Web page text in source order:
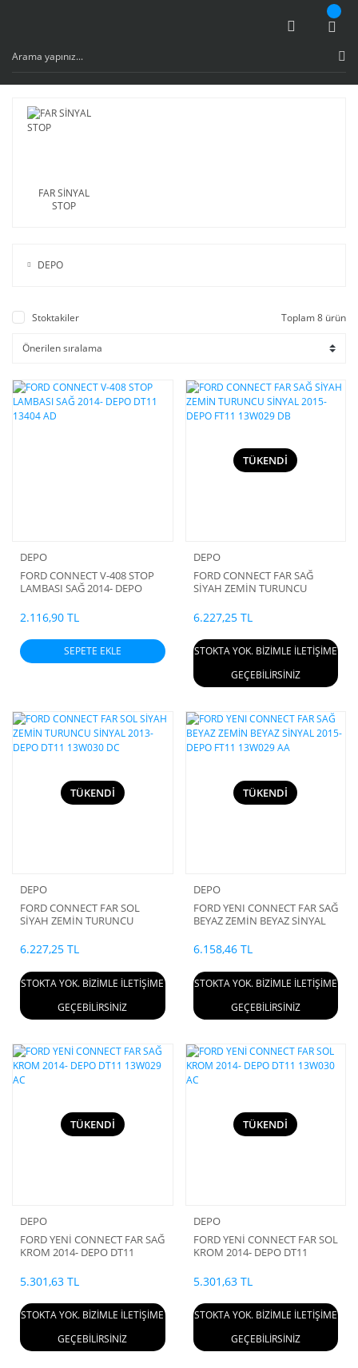
FAR SİNYAL
STOP
DEPO
Stoktakiler Toplam 8 ürün
DEPO
FORD CONNECT V-408 STOP
LAMBASI SAĞ 2014- DEPO
2.116,90 TL
SEPETE EKLE
TÜKENDİ
DEPO
FORD CONNECT FAR SAĞ
SİYAH ZEMİN TURUNCU
13W029 DB
6.227,25 TL
STOKTA YOK. BİZİMLE İLETİŞİME
GEÇEBİLİRSİNİZ
TÜKENDİ
DEPO
FORD CONNECT FAR SOL
SİYAH ZEMİN TURUNCU
13W030 DC
6.227,25 TL
STOKTA YOK. BİZİMLE İLETİŞİME
GEÇEBİLİRSİNİZ
TÜKENDİ
DEPO
FORD YENI CONNECT FAR SAĞ
BEYAZ ZEMİN BEYAZ SİNYAL
6.158,46 TL
STOKTA YOK. BİZİMLE İLETİŞİME
GEÇEBİLİRSİNİZ
TÜKENDİ
DEPO
FORD YENİ CONNECT FAR SAĞ
KROM 2014- DEPO DT11
5.301,63 TL
STOKTA YOK. BİZİMLE İLETİŞİME
GEÇEBİLİRSİNİZ
TÜKENDİ
DEPO
FORD YENİ CONNECT FAR SOL
KROM 2014- DEPO DT11
5.301,63 TL
STOKTA YOK. BİZİMLE İLETİŞİME
GEÇEBİLİRSİNİZ